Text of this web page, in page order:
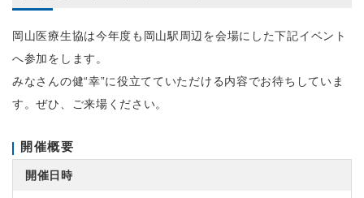
岡山医療生協は今年度も岡山駅周辺を会場にした下記イベント
へ参加をします。
みなさんの健“幸”に役立てていただける内容でお待ちしていま
す。ぜひ、ご来場ください。
開催概要
開催日時